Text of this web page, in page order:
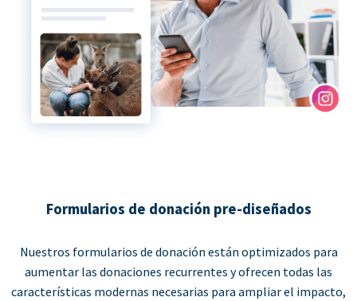
Formularios de donación pre-diseñados
Nuestros formularios de donación están optimizados para
aumentar las donaciones recurrentes y ofrecen todas las
características modernas necesarias para ampliar el impacto,